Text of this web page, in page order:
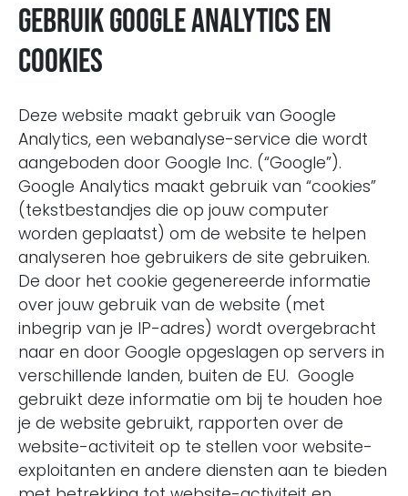
Gebruik Google Analytics en
cookies
Deze website maakt gebruik van Google
Analytics, een webanalyse-service die wordt
aangeboden door Google Inc. (“Google”).
Google Analytics maakt gebruik van “cookies”
(tekstbestandjes die op jouw computer
worden geplaatst) om de website te helpen
analyseren hoe gebruikers de site gebruiken.
De door het cookie gegenereerde informatie
over jouw gebruik van de website (met
inbegrip van je IP-adres) wordt overgebracht
naar en door Google opgeslagen op servers in
verschillende landen, buiten de EU. Google
gebruikt deze informatie om bij te houden hoe
je de website gebruikt, rapporten over de
website-activiteit op te stellen voor website-
exploitanten en andere diensten aan te bieden